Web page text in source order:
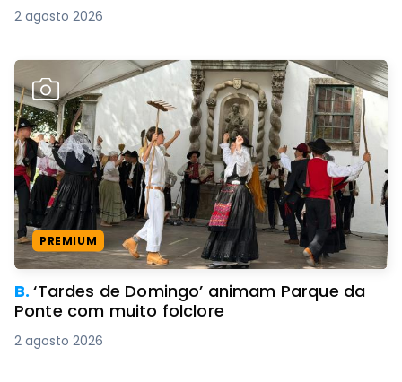
2 agosto 2026
PREMIUM
B.‘Tardes de Domingo’ animam Parque da
Ponte com muito folclore
2 agosto 2026